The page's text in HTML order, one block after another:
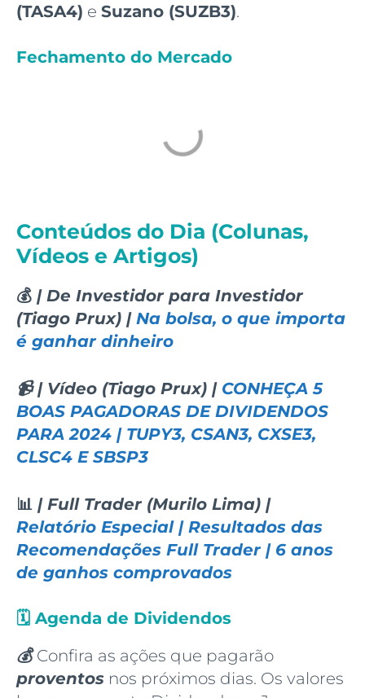
(TASA4) e Suzano (SUZB3).
Fechamento do Mercado
Conteúdos do Dia (Colunas,
Vídeos e Artigos)
💰 | De Investidor para Investidor
(Tiago Prux) | Na bolsa, o que importa
é ganhar dinheiro
📹 | Vídeo (Tiago Prux) | CONHEÇA 5
BOAS PAGADORAS DE DIVIDENDOS
PARA 2024 | TUPY3, CSAN3, CXSE3,
CLSC4 E SBSP3
📊 | Full Trader (Murilo Lima) |
Relatório Especial | Resultados das
Recomendações Full Trader | 6 anos
de ganhos comprovados
🗓️ Agenda de Dividendos
💰Confira as ações que pagarão
proventos nos próximos dias. Os valores